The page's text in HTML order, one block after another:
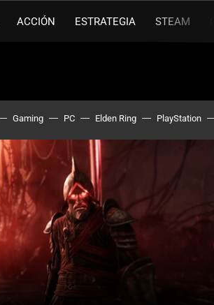
ACCIÓN ESTRATEGIA STEAM
Gaming PC Elden Ring PlayStation